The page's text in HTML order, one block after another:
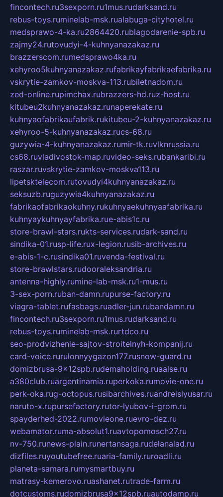
fincontech.ru3sexporn.ru1mus.rudarksand.ru
rebus-toys.ruminelab-msk.rualabuga-cityhotel.ru
medsprawo-4-ka.ru2864420.rublagodarenie-spb.ru
zajmy24.rutovudyi-4-kuhnyanazakaz.ru
brazzerscom.rumedsprawo4ka.ru
xehyroo5kuhnyanazakaz.rufabrikayfabrikaefabrika.ru
vskrytie-zamkov-moskva-113.rubiletnadom.ru
zed-online.rupimchax.rubrazzers-hd.ruz-host.ru
kitubeu2kuhnyanazakaz.runaperekate.ru
kuhnyaofabrikaufabrik.rukitubeu-2-kuhnyanazakaz.ru
xehyroo-5-kuhnyanazakaz.rucs-68.ru
guzywia-4-kuhnyanazakaz.rumir-tk.ruvlknrussia.ru
cs68.ruvladivostok-map.ruvideo-seks.rubankaribi.ru
raszar.ruvskrytie-zamkov-moskva113.ru
lipetsktelecom.rutovudyi4kuhnyanazakaz.ru
seksuzb.ruguzywia4kuhnyanazakaz.ru
fabrikaofabrikaokuhny.rukuhnyaekuhnyaafabrika.ru
kuhnyaykuhnyayfabrika.rue-abis1c.ru
store-brawl-stars.rukts-services.rudark-sand.ru
sindika-01.rusp-life.rux-legion.rusib-archives.ru
e-abis-1-c.rusindika01.ruvenda-festival.ru
store-brawlstars.rudooraleksandria.ru
antenna-highly.rumine-lab-msk.ru1-mus.ru
3-sex-porn.ruban-damn.rupurse-factory.ru
viagra-tablet.rufasbags.ruadler-jun.rubandamn.ru
fincontech.ru3sexporn.ru1mus.rudarksand.ru
rebus-toys.ruminelab-msk.rurtdco.ru
seo-prodvizhenie-sajtov-stroitelnyh-kompanij.ru
card-voice.rurulonnyygazon177.rusnow-guard.ru
domizbrusa-9x12spb.rudemaholding.ruaalse.ru
a380club.ruargentinamia.ruperkoka.rumovie-one.ru
perk-oka.rug-octopus.rusibarchives.ruandreislyusar.ru
naruto-x.rupursefactory.rutor-lyubov-i-grom.ru
spayderhed-2022.rumovieone.ruevro-dez.ru
webamator.ruma-absolut1.ruavtopomosch27.ru
nv-750.runews-plain.runertansaga.rudelanalad.ru
dizfiles.ruyoutubefree.ruaria-family.ruroadli.ru
planeta-samara.rumysmartbuy.ru
matrasy-kemerovo.ruashanet.rutrade-farm.ru
dotcustoms.rudomizbrusa9x12spb.ruautodamp.ru